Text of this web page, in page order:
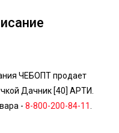
ЧЕБОПТ продает
Дачник [40] АРТИ.
- 8-800-200-84-11